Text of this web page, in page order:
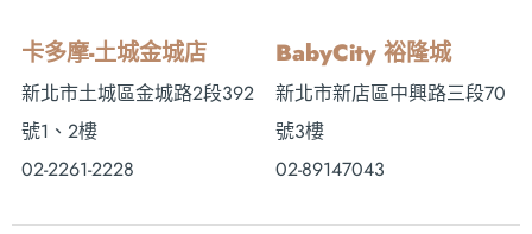
卡多摩-土城金城店
新北市土城區金城路2段392
號1、2樓
02-2261-2228
BabyCity 裕隆城
新北市新店區中興路三段70
號3樓
02-89147043